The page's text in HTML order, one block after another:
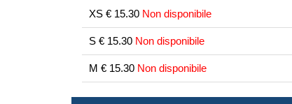
XS € 15.30 Non disponibile
S € 15.30 Non disponibile
M € 15.30 Non disponibile
L € 15.30 Non disponibile